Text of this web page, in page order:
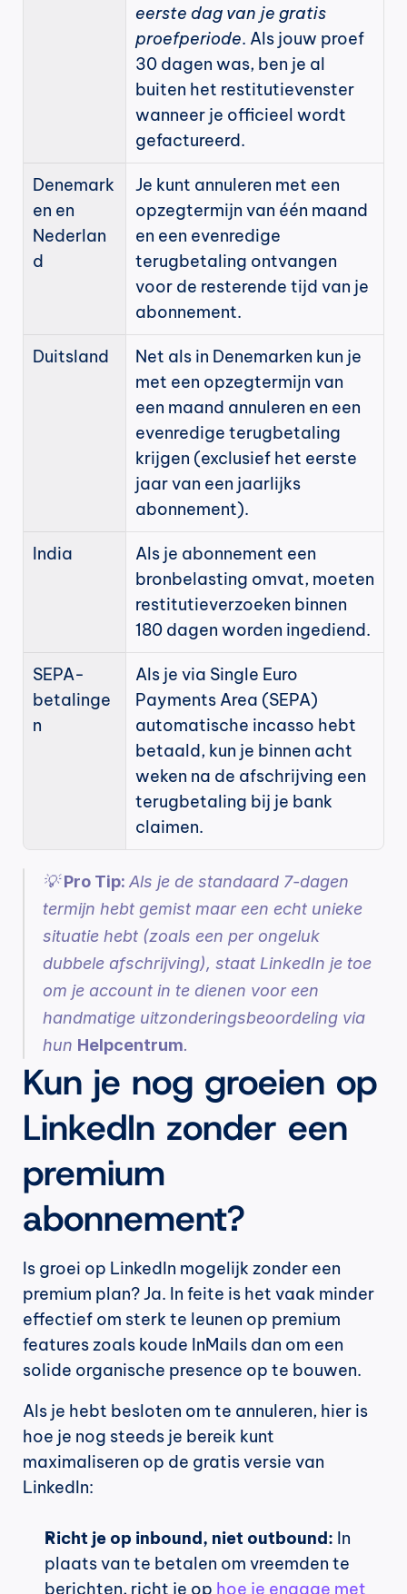
eerste dag van je gratis
proefperiode. Als jouw proef
30 dagen was, ben je al
buiten het restitutievenster
wanneer je officieel wordt
gefactureerd.
Denemark
en en
Nederlan
d
Je kunt annuleren met een
opzegtermijn van één maand
en een evenredige
terugbetaling ontvangen
voor de resterende tijd van je
abonnement.
Duitsland
Net als in Denemarken kun je
met een opzegtermijn van
een maand annuleren en een
evenredige terugbetaling
krijgen (exclusief het eerste
jaar van een jaarlijks
abonnement).
India
Als je abonnement een
bronbelasting omvat, moeten
restitutieverzoeken binnen
180 dagen worden ingediend.
SEPA-
betalinge
n
Als je via Single Euro
Payments Area (SEPA)
automatische incasso hebt
betaald, kun je binnen acht
weken na de afschrijving een
terugbetaling bij je bank
claimen.
💡 Pro Tip: Als je de standaard 7-dagen
termijn hebt gemist maar een echt unieke
situatie hebt (zoals een per ongeluk
dubbele afschrijving), staat LinkedIn je toe
om je account in te dienen voor een
handmatige uitzonderingsbeoordeling via
hun Helpcentrum.
Kun je nog groeien op
LinkedIn zonder een
premium
abonnement?
Is groei op LinkedIn mogelijk zonder een
premium plan? Ja. In feite is het vaak minder
effectief om sterk te leunen op premium
features zoals koude InMails dan om een
solide organische presence op te bouwen.
Als je hebt besloten om te annuleren, hier is
hoe je nog steeds je bereik kunt
maximaliseren op de gratis versie van
LinkedIn:
Richt je op inbound, niet outbound: In
plaats van te betalen om vreemden te
berichten, richt je op hoe je engage met